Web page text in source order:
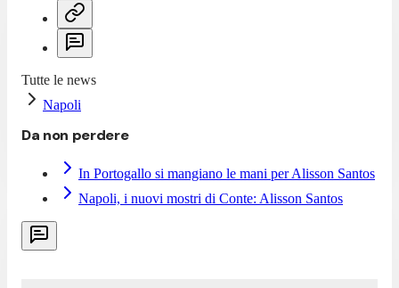
Tutte le news
Napoli
Da non perdere
In Portogallo si mangiano le mani per Alisson Santos
Napoli, i nuovi mostri di Conte: Alisson Santos